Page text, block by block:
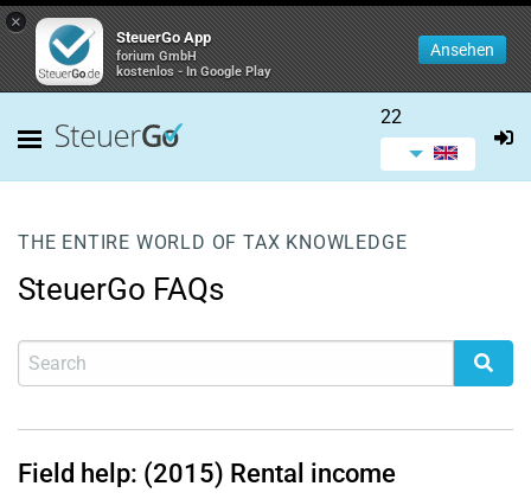
×
SteuerGo App
forium GmbH
kostenlos - In Google Play
Ansehen
22
THE ENTIRE WORLD OF TAX KNOWLEDGE
SteuerGo FAQs
Field help: (2015) Rental income